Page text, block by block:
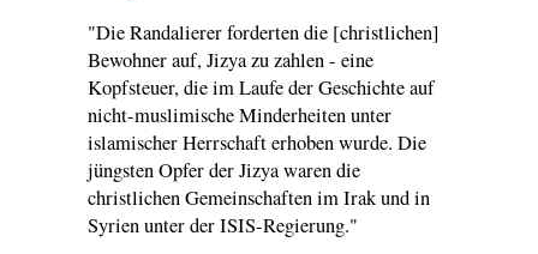
"Die Randalierer forderten die [christlichen]
Bewohner auf, Jizya zu zahlen - eine
Kopfsteuer, die im Laufe der Geschichte auf
nicht-muslimische Minderheiten unter
islamischer Herrschaft erhoben wurde. Die
jüngsten Opfer der Jizya waren die
christlichen Gemeinschaften im Irak und in
Syrien unter der ISIS-Regierung."